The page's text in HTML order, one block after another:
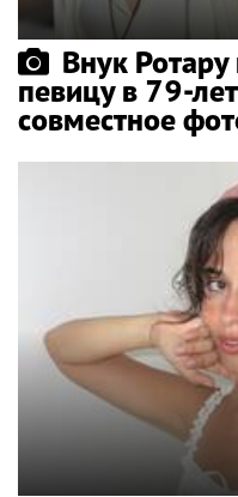
Внук
певицу в 79-
совместное